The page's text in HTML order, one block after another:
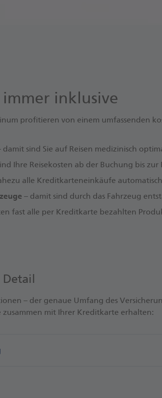
inklusive
profitieren von einem umfassenden
damit sind Sie auf Reisen medizinisch
Ihre Reisekosten ab der Buchung bis zur
alle Kreditkarteneinkäufe
– damit sind durch das Fahrzeug
fast alle per Kreditkarte bezahlten
– der genaue Umfang des
mit Ihrer Kreditkarte erhalten: